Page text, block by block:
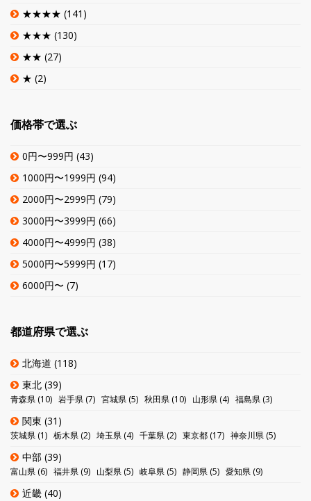
★★★★ (141)
★★★ (130)
★★ (27)
★ (2)
価格帯で選ぶ
0円〜999円 (43)
1000円〜1999円 (94)
2000円〜2999円 (79)
3000円〜3999円 (66)
4000円〜4999円 (38)
5000円〜5999円 (17)
6000円〜 (7)
都道府県で選ぶ
北海道 (118)
東北 (39)
青森県 (10) 岩手県 (7) 宮城県 (5) 秋田県 (10) 山形県 (4) 福島県 (3)
関東 (31)
茨城県 (1) 栃木県 (2) 埼玉県 (4) 千葉県 (2) 東京都 (17) 神奈川県 (5)
中部 (39)
富山県 (6) 福井県 (9) 山梨県 (5) 岐阜県 (5) 静岡県 (5) 愛知県 (9)
近畿 (40)